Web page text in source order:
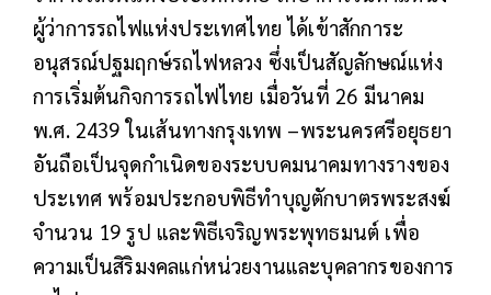
ผู้ว่าการรถไฟแห่งประเทศไทย ได้เข้าสักการะ
อนุสรณ์ปฐมฤกษ์รถไฟหลวง ซึ่งเป็นสัญลักษณ์แห่ง
การเริ่มต้นกิจการรถไฟไทย เมื่อวันที่ 26 มีนาคม
พ.ศ. 2439 ในเส้นทางกรุงเทพ –พระนครศรีอยุธยา
อันถือเป็นจุดกำเนิดของระบบคมนาคมทางรางของ
ประเทศ พร้อมประกอบพิธีทำบุญตักบาตรพระสงฆ์
จำนวน 19 รูป และพิธีเจริญพระพุทธมนต์ เพื่อ
ความเป็นสิริมงคลแก่หน่วยงานและบุคลากรของการ